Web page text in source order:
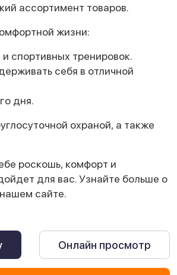
ассортимент товаров.
жизни:
спортивных тренировок.
себя в отличной
дня.
охраной, а также
роскошь, комфорт и
для вас. Узнайте больше о
сайте.
Онлайн просмотр